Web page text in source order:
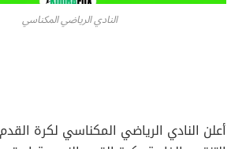
النادي الرياضي المكناسي
أعلن النادي الرياضي المكناسي لكرة